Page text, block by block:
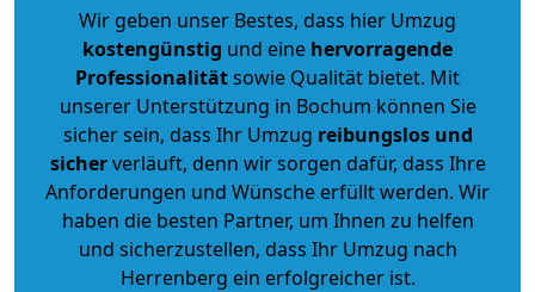
Wir geben unser Bestes, dass hier Umzug
kostengünstig und eine hervorragende
Professionalitätsowie Qualität bietet. Mit
unserer Unterstützung in Bochum können Sie
sicher sein, dass Ihr Umzug reibungslos und
sicherverläuft, denn wir sorgen dafür, dass Ihre
Anforderungen und Wünsche erfüllt werden. Wir
haben die besten Partner, um Ihnen zu helfen
und sicherzustellen, dass Ihr Umzug nach
Herrenberg ein erfolgreicher ist.